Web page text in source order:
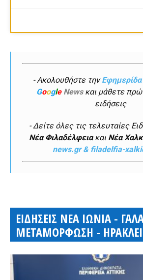
- Ακολουθήστε την
Google Newsκαι μάθετε
ειδήσεις
- Δείτε όλες τις τελευταίες
Νέα Φιλαδέλφειακαι Νέα
news.gr & filadelfia-
ΕΙΔΗΣΕΙΣ ΝΕΑ ΙΩΝΙΑ -
ΜΕΤΑΜΟΡΦΩΣΗ -